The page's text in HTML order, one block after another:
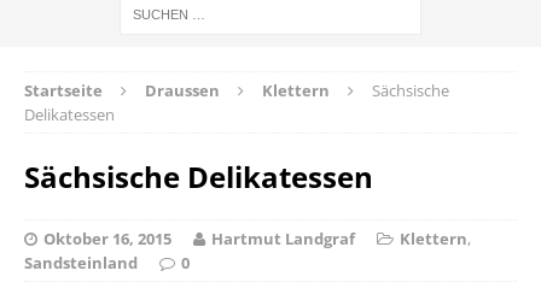
Startseite Draussen Klettern
Sächsische
Delikatessen
Sächsische Delikatessen
Oktober 16, 2015 Hartmut Landgraf Klettern,
Sandsteinland
0